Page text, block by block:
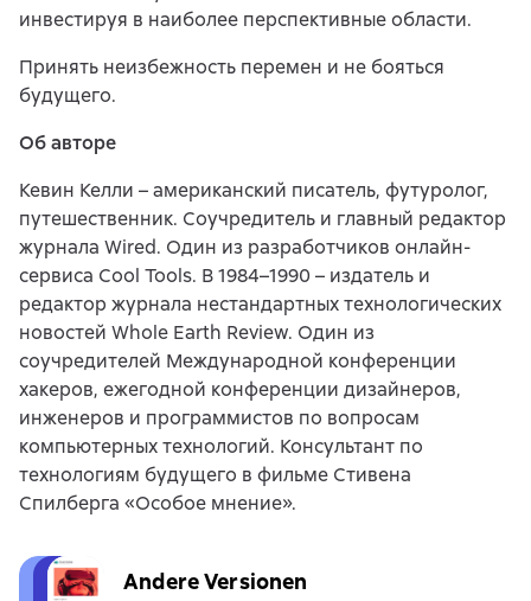
инвестируя в наиболее перспективные области.
Принять неизбежность перемен и не бояться
будущего.
Об авторе
Кевин Келли – американский писатель, футуролог,
путешественник. Соучредитель и главный редактор
журнала Wired. Один из разработчиков онлайн-
сервиса Cool Tools. В 1984–1990 – издатель и
редактор журнала нестандартных технологических
новостей Whole Earth Review. Один из
соучредителей Международной конференции
хакеров, ежегодной конференции дизайнеров,
инженеров и программистов по вопросам
компьютерных технологий. Консультант по
технологиям будущего в фильме Стивена
Спилберга «Особое мнение».
Andere Versionen